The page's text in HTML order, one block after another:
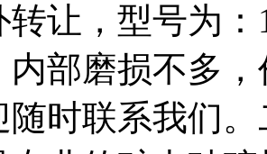
转让，型号为
内部磨损不多
随时联系我们